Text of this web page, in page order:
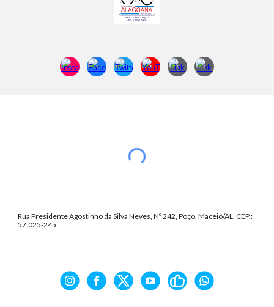
Rua Presidente Agostinho da Silva Neves, Nº 242, Poço, Maceió/AL, CEP.:
57.025-245